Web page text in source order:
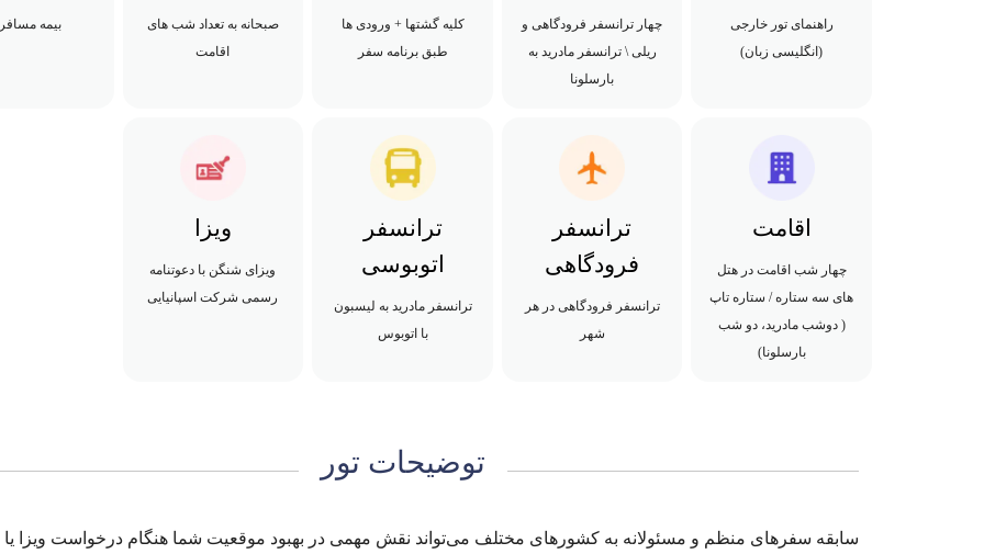
راهنمای تور خارجی
(انگلیسی زبان)
چهار ترانسفر فرودگاهی و
ریلی \ ترانسفر مادرید به
بارسلونا
کلیه گشتها + ورودی ها
طبق برنامه سفر
صبحانه به تعداد شب های
اقامت
بیمه
اقامت
چهار شب اقامت در هتل
های سه ستاره / ستاره تاپ
( دوشب مادرید، دو شب
بارسلونا)
ترانسفر
فرودگاهی
ترانسفر فرودگاهی در هر
شهر
ترانسفر
اتوبوسی
ترانسفر مادرید به لیسبون
با اتوبوس
ویزا
ویزای شنگن با دعوتنامه
رسمی شرکت اسپانیایی
توضیحات تور
سابقه سفرهای منظم و مسئولانه به کشورهای مختلف می‌تواند نقش مهمی در بهبود موقعیت شما هنگام درخواست ویزا یا